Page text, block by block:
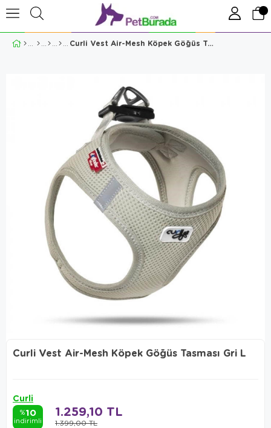
Curli Vest Air-Mesh Köpek Göğüs Tasması Gri L
Curli Vest Air-Mesh Köpek Göğüs Tasması Gri L
Curli
%10
indirimli 1.399,00 TL
1.259,10 TL